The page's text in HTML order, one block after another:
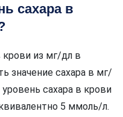
сахара в
крови из мг/дл в
значение сахара в мг/
сахара в крови
5 ммоль/л.